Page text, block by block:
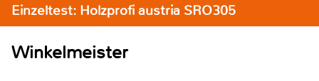
Einzeltest: Holzprofi austria SRO305
Winkelmeister